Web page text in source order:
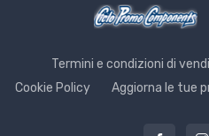
Termini e condizioni di
Cookie Policy
Aggiorna le tue